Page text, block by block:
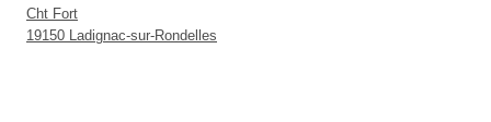
Cht Fort
19150 Ladignac-sur-Rondelles